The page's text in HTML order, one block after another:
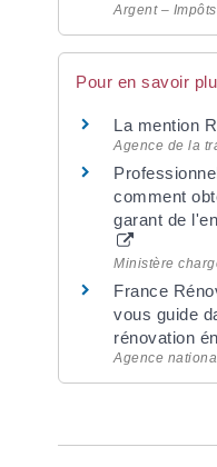
Argent –
Pour en savoir
La mention
Agence de la
comment
garant de
Ministère
France
vous guide
rénovation
Agence